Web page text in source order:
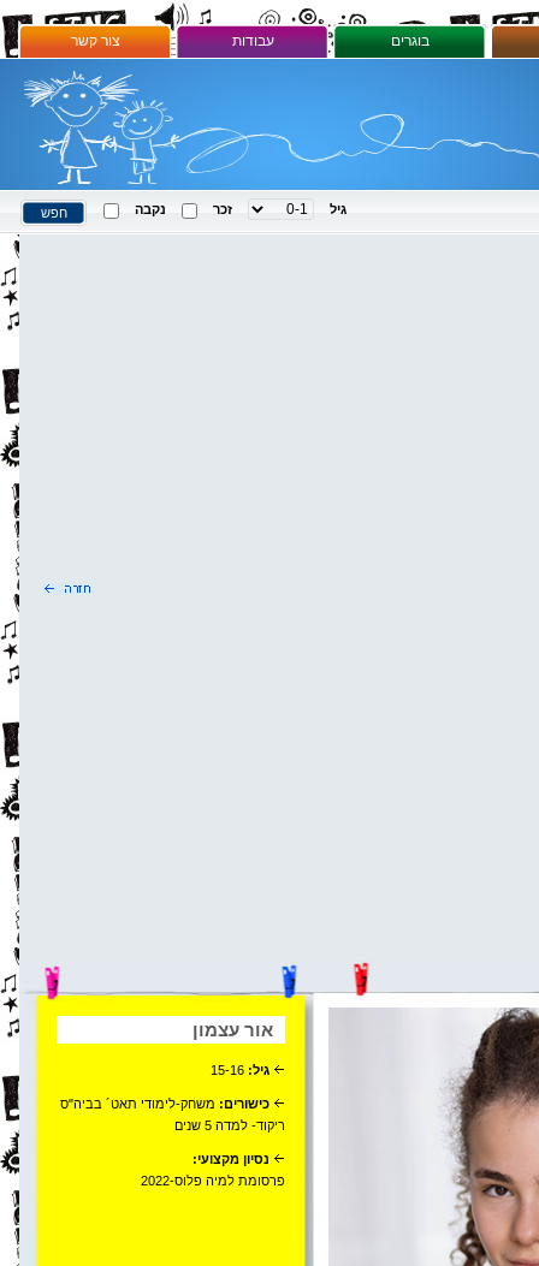
בוגרים עבודות צור קשר
גיל זכר נקבה
אור עצמון
גיל: 15-16
כישורים: משחק-לימודי תאט´ בביה"ס
ריקוד- למדה 5 שנים
נסיון מקצועי:
פרסומת למיה פלוס-2022